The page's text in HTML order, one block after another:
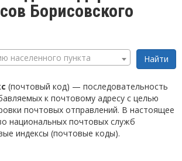
Борисовского
населенного пункта
(почтовый код) — последовательность
к почтовому адресу с целью
почтовых отправлений. В настоящее
национальных почтовых служб
индексы (почтовые коды).